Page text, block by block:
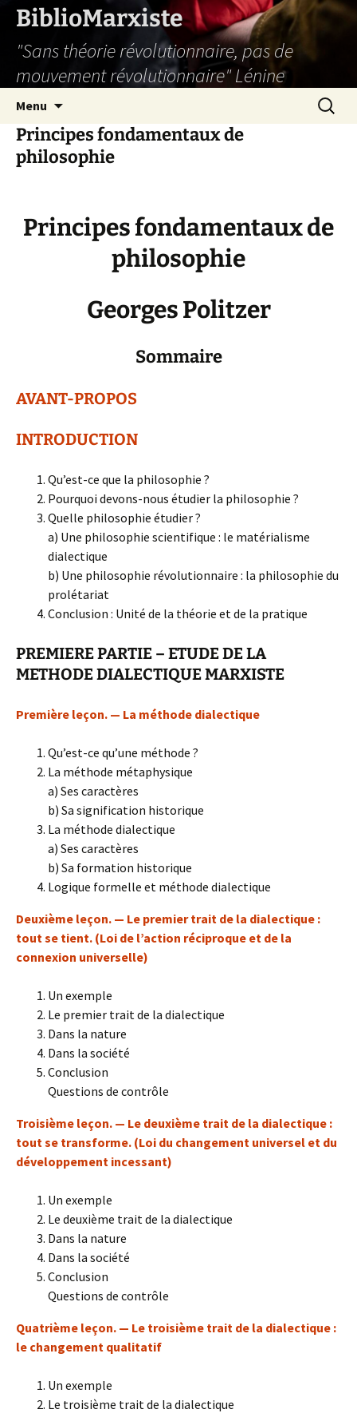
Aller
contenu
BiblioMarxiste
"Sans théorie révolutionnaire, pas de
mouvement révolutionnaire" Lénine
Menu
Principes fondamentaux de
philosophie
Principes fondamentaux de
philosophie
Georges Politzer
Sommaire
AVANT-PROPOS
INTRODUCTION
Qu’est-ce que la philosophie ?
Pourquoi devons-nous étudier la philosophie ?
Quelle philosophie étudier ?
a) Une philosophie scientifique : le matérialisme
dialectique
b) Une philosophie révolutionnaire : la philosophie du
prolétariat
Conclusion : Unité de la théorie et de la pratique
PREMIERE PARTIE – ETUDE DE LA
METHODE DIALECTIQUE MARXISTE
Première leçon. — La méthode dialectique
Qu’est-ce qu’une méthode ?
La méthode métaphysique
a) Ses caractères
b) Sa signification historique
La méthode dialectique
a) Ses caractères
b) Sa formation historique
Logique formelle et méthode dialectique
Deuxième leçon. — Le premier trait de la dialectique :
tout se tient. (Loi de l’action réciproque et de la
connexion universelle)
Un exemple
Le premier trait de la dialectique
Dans la nature
Dans la société
Conclusion
Questions de contrôle
Troisième leçon. — Le deuxième trait de la dialectique :
tout se transforme. (Loi du changement universel et du
développement incessant)
Un exemple
Le deuxième trait de la dialectique
Dans la nature
Dans la société
Conclusion
Questions de contrôle
Quatrième leçon. — Le troisième trait de la dialectique :
le changement qualitatif
Un exemple
Le troisième trait de la dialectique